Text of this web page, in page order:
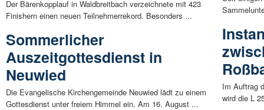
Der Bärenkopplauf in Waldbreitbach verzeichnete mit 423
Finishern einen neuen Teilnehmerrekord. Besonders ...
Sommerlicher
Auszeitgottesdienst in
Neuwied
Die Evangelische Kirchengemeinde Neuwied lädt zu einem
Gottesdienst unter freiem Himmel ein. Am 16. August ...
Im Auftrag
wird die L